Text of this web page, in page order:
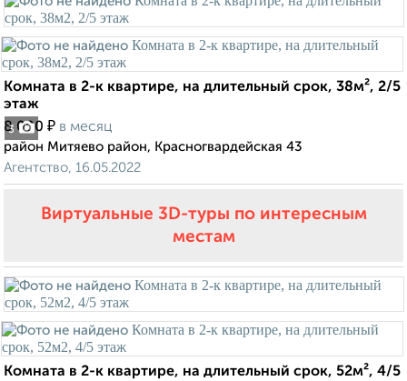
3
Комната в 2-к квартире, на длительный срок, 38м², 2/5
этаж
8 000 ₽ в месяц
район Митяево район, Красногвардейская 43
Агентство, 16.05.2022
Виртуальные 3D-туры по интересным
местам
Комната в 2-к квартире, на длительный срок, 52м², 4/5